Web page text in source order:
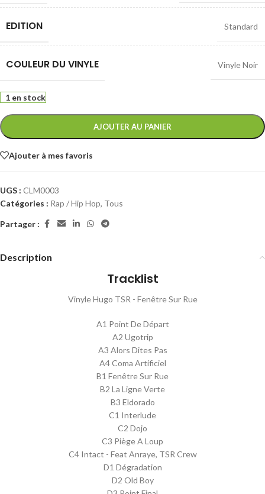
EDITION Standard
COULEUR DU VINYLE Vinyle Noir
1 en stock
AJOUTER AU PANIER
Ajouter à mes favoris
UGS : CLM0003
Catégories : Rap / Hip Hop, Tous
Partager :
Description
Tracklist
Vinyle Hugo TSR - Fenêtre Sur Rue
A1 Point De Départ
A2 Ugotrip
A3 Alors Dites Pas
A4 Coma Artificiel
B1 Fenêtre Sur Rue
B2 La Ligne Verte
B3 Eldorado
C1 Interlude
C2 Dojo
C3 Piège A Loup
C4 Intact - Feat Anraye, TSR Crew
D1 Dégradation
D2 Old Boy